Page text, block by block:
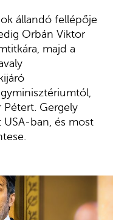
állandó fellépője
Orbán Viktor
majd a
Pétert. Gergely
USA-ban, és most